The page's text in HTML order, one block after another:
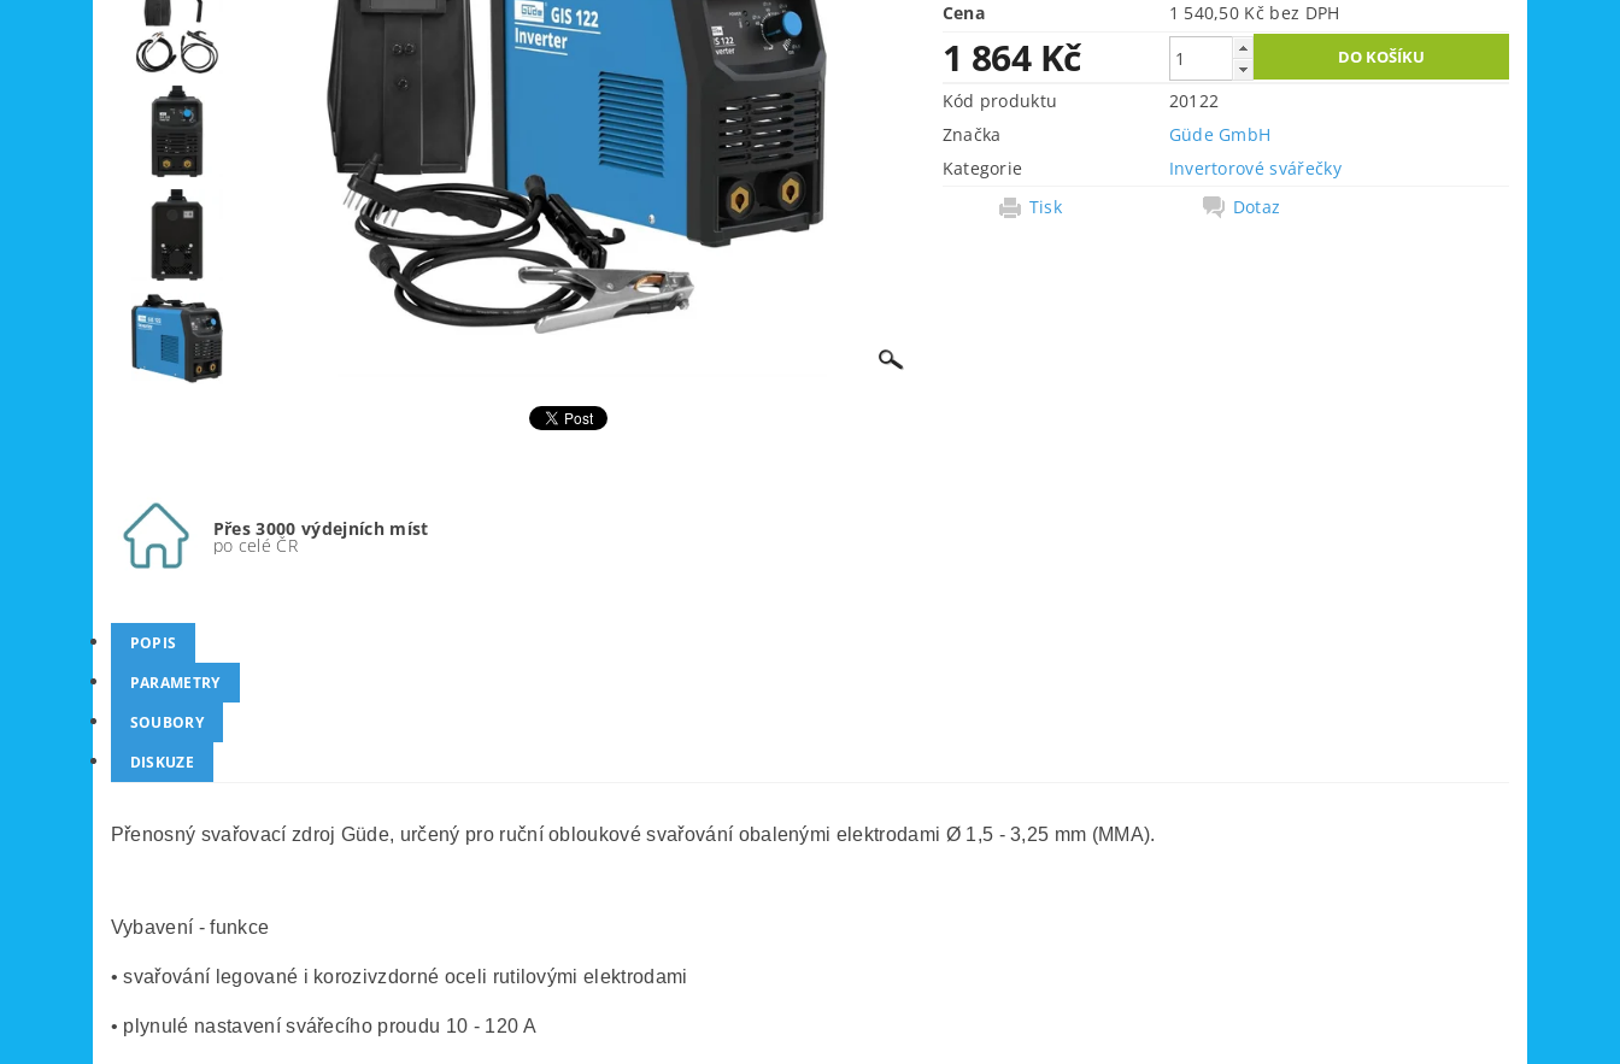
Cena
1 540,50 Kč bez DPH
1 864 Kč
Kód produktu
20122
Značka
Güde GmbH
Kategorie
Invertorové svářečky
Tisk
Dotaz
Přes 3000 výdejních míst
po celé ČR
POPIS
PARAMETRY
SOUBORY
DISKUZE
Přenosný svařovací zdroj Güde, určený pro ruční obloukové svařování obalenými elektrodami Ø 1,5 - 3,25 mm (MMA).
Vybavení - funkce
• svařování legované i korozivzdorné oceli rutilovými elektrodami
• plynulé nastavení svářecího proudu 10 - 120 A